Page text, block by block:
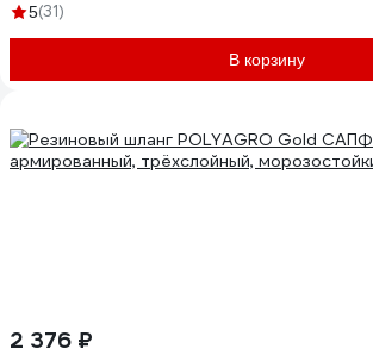
5(31)
В корзину
2 376 ₽